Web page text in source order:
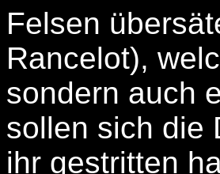
Felsen
Rancelot),
sondern auch
sollen sich die
ihr gestritten